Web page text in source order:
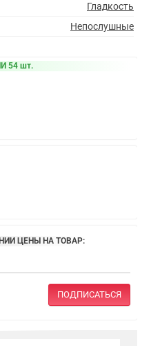
Гладкость
Непослушные
54 шт.
ЦЕНЫ НА ТОВАР:
ПОДПИСАТЬСЯ